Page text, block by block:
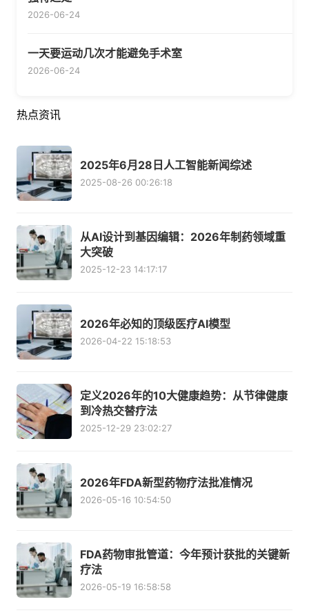
2026-06-24
一天要运动几次才能避免手术室
2026-06-24
热点资讯
2025年6月28日人工智能新闻综述
2025-08-26 00:26:18
从AI设计到基因编辑：2026年制药领域重
大突破
2025-12-23 14:17:17
2026年必知的顶级医疗AI模型
2026-04-22 15:18:53
定义2026年的10大健康趋势：从节律健康
到冷热交替疗法
2025-12-29 23:02:27
2026年FDA新型药物疗法批准情况
2026-05-16 10:54:50
FDA药物审批管道：今年预计获批的关键新
疗法
2026-05-19 16:58:58